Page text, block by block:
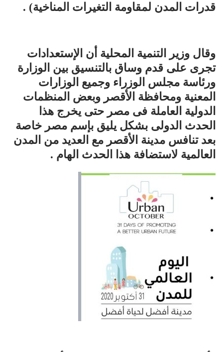
قدرات المدن لمقاومة التغيرات المناخية) .
وقال وزير التنمية المحلية أن الإستعدادات
تجرى على قدم وساق بالتنسيق بين الوزارة
ورئاسة مجلس الوزراء وجميع الوزارات
المعنية ومحافظة الأقصر وبعض المنظمات
الدولية العاملة فى مصر حتى يخرج هذا
الحدث الدولى بشكل يليق بإسم مصر خاصة
بعد تنافس مدينة الأقصر مع العديد من المدن
العالمية لاستضافة هذا الحدث الهام .